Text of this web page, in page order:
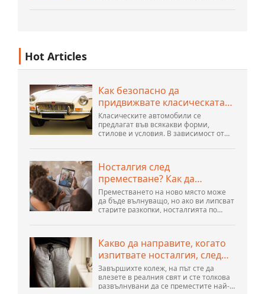
структуриран и – все повече –
Hot Articles
Как безопасно да
придвижвате класическата
си кола през страната
Класическите автомобили се
предлагат във всякакви форми,
стилове и условия. В зависимост от
различните методи за
за вас. Трябва да знаете различни
подробности, за да вземете най-
доброто решение...
Носталгия след
преместване? Как да
победим блуса
Преместването на ново място може
да бъде вълнуващо, но ако ви липсват
старите разкопки, носталгията по
Всъщност психолозите започват да
отделна емоционална...
Какво да направите, когато
изпитвате носталгия, след
като сте се изнесли от
къщата на родителите си
Завършихте колеж, на път сте да
влезете в реалния свят и сте толкова
развълнувани да се преместите най-